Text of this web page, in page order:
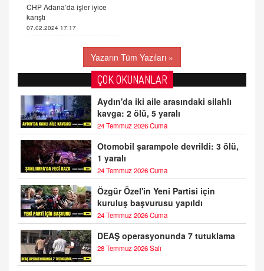
CHP Adana’da işler iyice
karıştı
07.02.2024 17:17
Yazarın Tüm Yazıları »
ÇOK OKUNANLAR
Aydın'da iki aile arasındaki silahlı
kavga: 2 ölü, 5 yaralı
24 Temmuz 2026 Cuma
Otomobil şarampole devrildi: 3 ölü,
1 yaralı
24 Temmuz 2026 Cuma
Özgür Özel'in Yeni Partisi için
kuruluş başvurusu yapıldı
24 Temmuz 2026 Cuma
DEAŞ operasyonunda 7 tutuklama
28 Temmuz 2026 Salı